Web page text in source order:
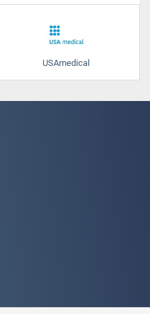
USAmedical